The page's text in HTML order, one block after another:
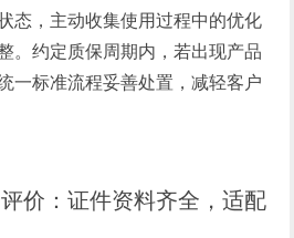
态，主动收集使用过程中的优化
。约定质保周期内，若出现产品
一标准流程妥善处置，减轻客户
价：证件资料齐全，适配